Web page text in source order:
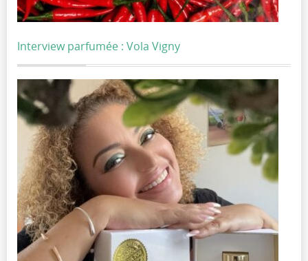
Interview parfumée : Vola Vigny